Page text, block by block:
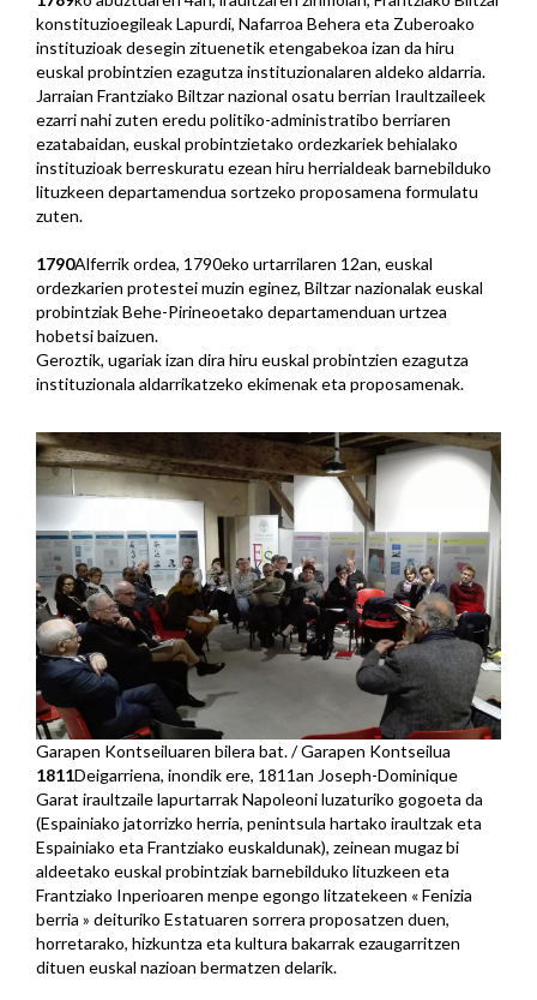
konstituzioegileak Lapurdi, Nafarroa Behera eta Zuberoako
instituzioak desegin zituenetik etengabekoa izan da hiru
euskal probintzien ezagutza instituzionalaren aldeko aldarria.
Jarraian Frantziako Biltzar nazional osatu berrian Iraultzaileek
ezarri nahi zuten eredu politiko-administratibo berriaren
ezatabaidan, euskal probintzietako ordezkariek behialako
instituzioak berreskuratu ezean hiru herrialdeak barnebilduko
lituzkeen departamendua sortzeko proposamena formulatu
zuten.
1790Alferrik ordea, 1790eko urtarrilaren 12an, euskal
ordezkarien protestei muzin eginez, Biltzar nazionalak euskal
probintziak Behe-Pirineoetako departamenduan urtzea
hobetsi baizuen.
Geroztik, ugariak izan dira hiru euskal probintzien ezagutza
instituzionala aldarrikatzeko ekimenak eta proposamenak.
Garapen Kontseiluaren bilera bat. / Garapen Kontseilua
1811Deigarriena, inondik ere, 1811an Joseph-Dominique
Garat iraultzaile lapurtarrak Napoleoni luzaturiko gogoeta da
(Espainiako jatorrizko herria, penintsula hartako iraultzak eta
Espainiako eta Frantziako euskaldunak), zeinean mugaz bi
aldeetako euskal probintziak barnebilduko lituzkeen eta
Frantziako Inperioaren menpe egongo litzatekeen « Fenizia
berria » deituriko Estatuaren sorrera proposatzen duen,
horretarako, hizkuntza eta kultura bakarrak ezaugarritzen
dituen euskal nazioan bermatzen delarik.